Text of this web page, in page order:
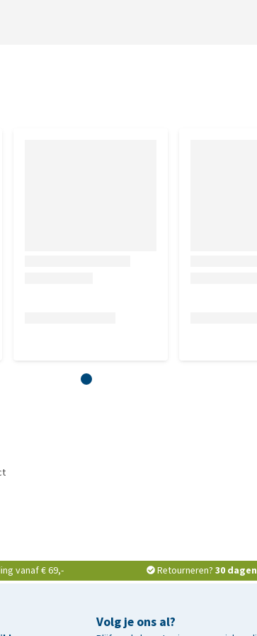
vanaf € 69,- Retourneren? 30 dagen
Volg je ons al?